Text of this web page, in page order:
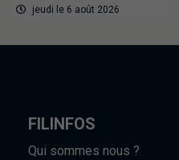
jeudi le 6 août 2026
FILINFOS
Qui sommes nous ?